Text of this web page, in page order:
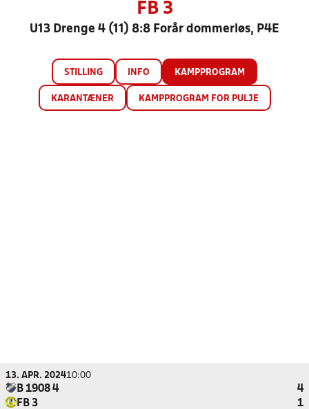
FB 3
U13 Drenge 4 (11) 8:8 Forår dommerløs, P4E
STILLING INFO KAMPPROGRAM
KARANTÆNER KAMPPROGRAM FOR PULJE
13. APR. 202410:00
B 1908 4
4
FB 3
1